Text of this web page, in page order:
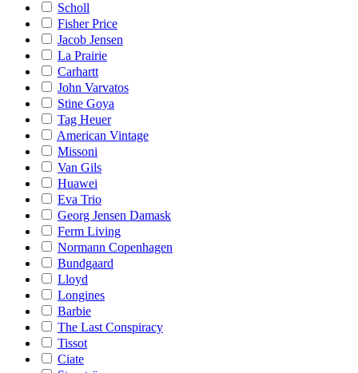
Scholl
Fisher Price
Jacob Jensen
La Prairie
Carhartt
John Varvatos
Stine Goya
Tag Heuer
American Vintage
Missoni
Van Gils
Huawei
Eva Trio
Georg Jensen Damask
Ferm Living
Normann Copenhagen
Bundgaard
Lloyd
Longines
Barbie
The Last Conspiracy
Tissot
Ciate